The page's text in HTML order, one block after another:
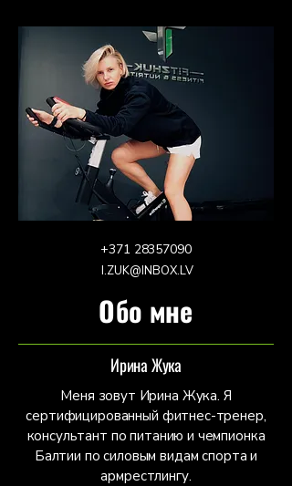
+371 28357090
I.ZUK@INBOX.LV
Обо мне
Ирина Жука
Меня зовут Ирина Жука. Я
сертифицированный фитнес-тренер,
консультант по питанию и чемпионка
Балтии по силовым видам спорта и
армрестлингу.